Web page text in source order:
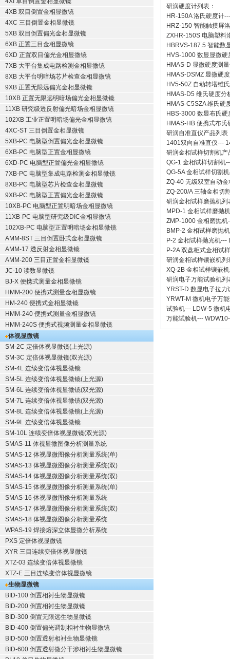
4XB 双目倒置金相显微镜
4XC 三目倒置金相显微镜
5XB 双目倒置偏光金相显微镜
6XB 正置三目金相显微镜
6XD 正置双目偏光金相显微镜
7XB 大平台集成电路检测金相显微镜
8XB 大平台明暗场芯片检查金相显微镜
9XB 正置无限远偏光金相显微镜
10XB 正置无限远明暗场偏光金相显微镜
11XB 研究级透反射偏光暗场金相显微镜
102XB 工业正置明暗场偏光金相显微镜
4XC-ST 三目倒置金相显微镜
5XB-PC 电脑型倒置偏光金相显微镜
6XB-PC 电脑型正置金相显微镜
6XD-PC 电脑型正置偏光金相显微镜
7XB-PC 电脑型集成电路检测金相显微镜
8XB-PC 电脑型芯片检查金相显微镜
9XB-PC 电脑型正置偏光金相显微镜
10XB-PC 电脑型正置明暗场金相显微镜
11XB-PC 电脑型研究级DIC金相显微镜
102XB-PC 电脑型正置明暗场金相显微镜
AMM-8ST 三目倒置卧式金相显微镜
AMM-17 透反射金相显微镜
AMM-200 三目正置金相显微镜
JC-10 读数显微镜
BJ-X 便携式测量金相显微镜
HMM-200 便携式测量金相显微镜
HM-240 便携式金相显微镜
HMM-240 便携式测量金相显微镜
HMM-240S 便携式视频测量金相显微镜
体视显微镜
SM-2C 定倍体视显微镜(上光源)
SM-3C 定倍体视显微镜(双光源)
SM-4L 连续变倍体视显微镜
SM-5L 连续变倍体视显微镜(上光源)
SM-6L 连续变倍体视显微镜(双光源)
SM-7L 连续变倍体视显微镜(双光源)
SM-8L 连续变倍体视显微镜(上光源)
SM-9L 连续变倍体视显微镜
SM-10L 连续变倍体视显微镜(双光源)
SMAS-11 体视显微图像分析测量系统
SMAS-12 体视显微图像分析测量系统(单)
SMAS-13 体视显微图像分析测量系统(双)
SMAS-14 体视显微图像分析测量系统(双)
SMAS-15 体视显微图像分析测量系统(单)
SMAS-16 体视显微图像分析测量系统
SMAS-17 体视显微图像分析测量系统(双)
SMAS-18 体视显微图像分析测量系统
WPAS-19 焊接熔深立体显微分析系统
PXS 定倍体视显微镜
XYR 三目连续变倍体视显微镜
XTZ-03 连续变倍体视显微镜
XTZ-E 三目连续变倍体视显微镜
生物显微镜
BID-100 倒置相衬生物显微镜
BID-200 倒置相衬生物显微镜
BID-300 倒置无限远生物显微镜
BID-400 倒置偏光调制相衬生物显微镜
BID-500 倒置透射相衬生物显微镜
BID-600 倒置透射微分干涉相衬生物显微镜
研润硬度计列表：
HR-150A 洛氏硬度计
HRZ-150 智能触摸屏
ZXHR-150S 电脑塑料
HBRVS-187.5 智能数
HVS-1000 数显显微硬
HMAS-D 显微硬度测
HMAS-DSMZ 显微硬
HV5-50Z 自动转塔维
HMAS-D5 维氏硬度分
HMAS-C5SZA 维氏硬
HBS-3000 数显布氏硬
HMAS-HB 便携式布氏
研润自准直仪产品列表
1401双向自准直仪---
研润金相试样切割机产
QG-1 金相试样切割机
QG-5A 金相试样切割机
ZQ-40 无级双室自动金
ZQ-200/A 三轴金相切
研润金相试样磨抛机列
MPD-1 金相试样磨抛机
ZMP-1000 金相磨抛机
BMP-2 金相试样磨抛机
P-2 金相试样抛光机---
P-2A 双盘柜式金相试
研润金相试样镶嵌机列
XQ-2B 金相试样镶嵌机
研润电子万能试验机列
YRST-D 数显电子拉力
YRWT-M 微机电子万
试验机--- LDW-5 微机
万能试验机---